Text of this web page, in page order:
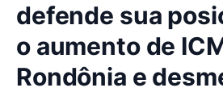
defende sua
o aumento de
Rondônia e